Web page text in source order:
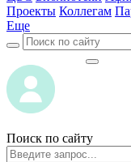
Проекты Коллегам
Еще
Поиск по сайту